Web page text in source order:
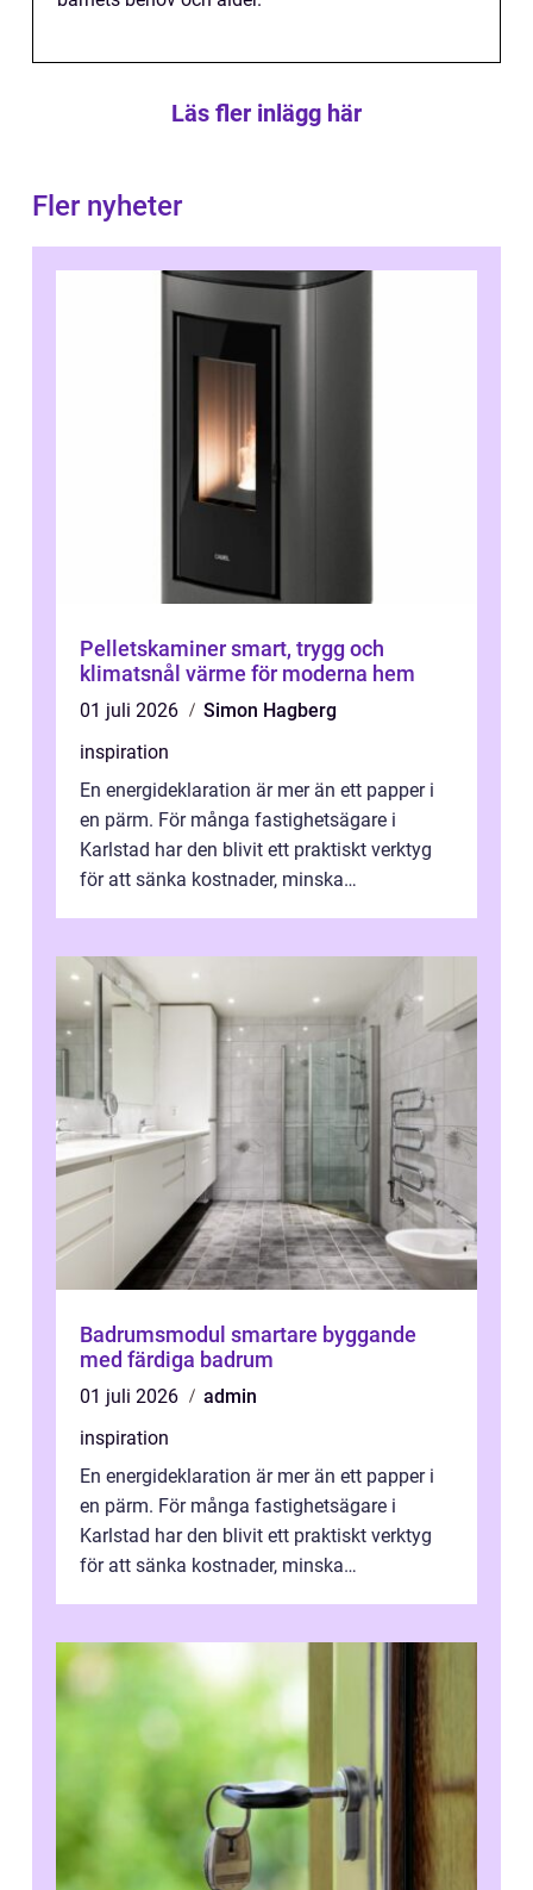
Läs fler inlägg här
Fler nyheter
Pelletskaminer smart, trygg och
klimatsnål värme för moderna hem
01 juli 2026
Simon Hagberg
inspiration
En energideklaration är mer än ett papper i
en pärm. För många fastighetsägare i
Karlstad har den blivit ett praktiskt verktyg
för att sänka kostnader, minska
Badrumsmodul smartare byggande
med färdiga badrum
01 juli 2026
admin
inspiration
En energideklaration är mer än ett papper i
en pärm. För många fastighetsägare i
Karlstad har den blivit ett praktiskt verktyg
för att sänka kostnader, minska